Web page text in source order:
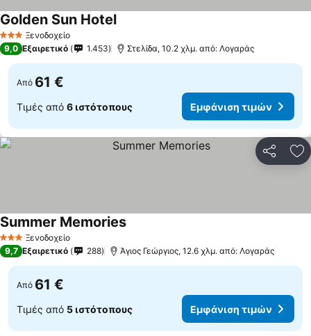
3 ΑστέριαΞενοδοχείο
Golden Sun Hotel
9,0 Εξαιρετικό 1.453 Στελίδα, 10.2 χλμ. από: Λογαράς
Από 61 €
Τιμές από 6 ιστότοπους Εμφάνιση τιμών
3 ΑστέριαΞενοδοχείο
Summer Memories
9,7 Εξαιρετικό 288 Άγιος Γεώργιος, 12.6 χλμ. από: Λογαράς
Από 61 €
Τιμές από 5 ιστότοπους Εμφάνιση τιμών